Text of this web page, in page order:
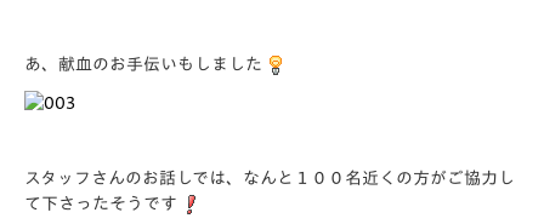
あ、献血のお手伝いもしました
スタッフさんのお話しでは、なんと１００名近くの方がご協力し
て下さったそうです